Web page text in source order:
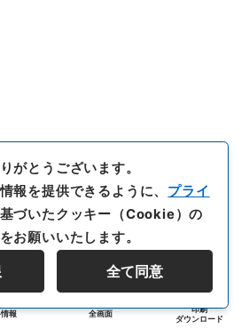
報 全画面
印刷
ダウンロード
がとうございます。
報を提供できるように、 プライ
づいたクッキー（Cookie）の
お願いいたします。
全て同意